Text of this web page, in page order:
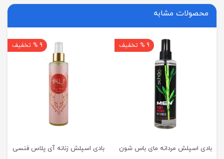
محصولات مشابه
9 % تخفیف
بادی اسپلش مردانه مای باس شون
9 % تخفیف
بادی اسپلش زنانه آی پلاس فنسی